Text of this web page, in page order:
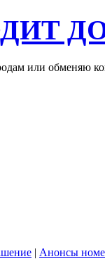
или обменяю
| Анонсы